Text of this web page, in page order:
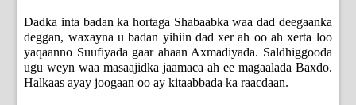
Dadka inta badan ka hortaga Shabaabka waa dad deegaanka
deggan, waxayna u badan yihiin dad xer ah oo ah xerta loo
yaqaanno Suufiyada gaar ahaan Axmadiyada. Saldhiggooda
ugu weyn waa masaajidka jaamaca ah ee magaalada Baxdo.
Halkaas ayay joogaan oo ay kitaabbada ka raacdaan.